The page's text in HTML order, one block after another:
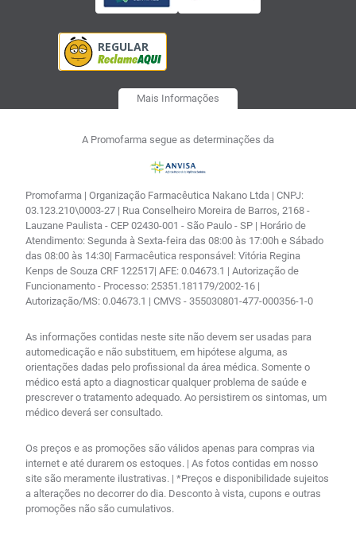
Mais Informações
A Promofarma segue as determinações da
Promofarma | Organização Farmacêutica Nakano Ltda | CNPJ:
03.123.210\0003-27 | Rua Conselheiro Moreira de Barros, 2168 -
Lauzane Paulista - CEP 02430-001 - São Paulo - SP | Horário de
Atendimento: Segunda à Sexta-feira das 08:00 às 17:00h e Sábado
das 08:00 às 14:30| Farmacêutica responsável: Vitória Regina
Kenps de Souza CRF 122517| AFE: 0.04673.1 | Autorização de
Funcionamento - Processo: 25351.181179/2002-16 |
Autorização/MS: 0.04673.1 | CMVS - 355030801-477-000356-1-0
As informações contidas neste site não devem ser usadas para
automedicação e não substituem, em hipótese alguma, as
orientações dadas pelo profissional da área médica. Somente o
médico está apto a diagnosticar qualquer problema de saúde e
prescrever o tratamento adequado. Ao persistirem os sintomas, um
médico deverá ser consultado.
Os preços e as promoções são válidos apenas para compras via
internet e até durarem os estoques. | As fotos contidas em nosso
site são meramente ilustrativas. | *Preços e disponibilidade sujeitos
a alterações no decorrer do dia. Desconto à vista, cupons e outras
promoções não são cumulativos.